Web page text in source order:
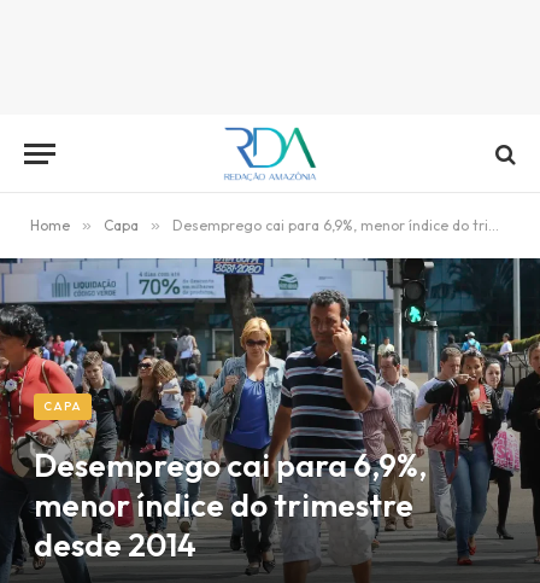
Home » Capa » Desemprego cai para 6,9%, menor índice do trimestre desde 2014
CAPA
Desemprego cai para 6,9%,
menor índice do trimestre
desde 2014